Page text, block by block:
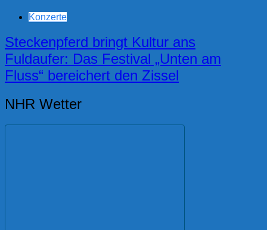
Konzerte
Steckenpferd bringt Kultur ans
Fuldaufer: Das Festival „Unten am
Fluss“ bereichert den Zissel
NHR Wetter